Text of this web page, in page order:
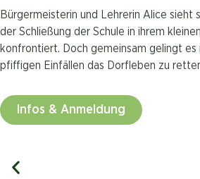
Bürgermeisterin und Lehrerin Alice sieht
der Schließung der Schule in ihrem
konfrontiert. Doch gemeinsam gelingt es
pfiffigen Einfällen das Dorfleben zu
Infos & Anmeldung